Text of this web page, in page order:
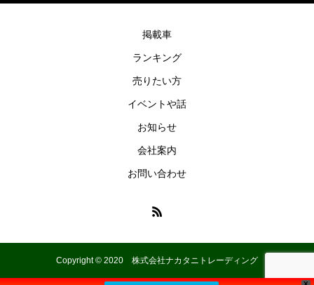
掲載車
ランキング
売りたい方
イベントや話
お知らせ
会社案内
お問い合わせ
Copyright © 2020 株式会社ナカタニトレーディング